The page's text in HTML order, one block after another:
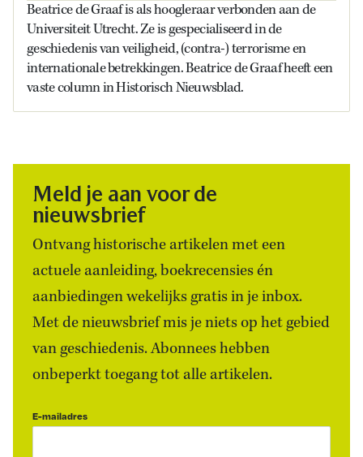
Beatrice de Graaf is als hoogleraar verbonden aan de
Universiteit Utrecht. Ze is gespecialiseerd in de
geschiedenis van veiligheid, (contra-) terrorisme en
internationale betrekkingen. Beatrice de Graaf heeft een
vaste column in Historisch Nieuwsblad.
Meld je aan voor de
nieuwsbrief
Ontvang historische artikelen met een
actuele aanleiding, boekrecensies én
aanbiedingen wekelijks gratis in je inbox.
Met de nieuwsbrief mis je niets op het gebied
van geschiedenis. Abonnees hebben
onbeperkt toegang tot alle artikelen.
E-mailadres